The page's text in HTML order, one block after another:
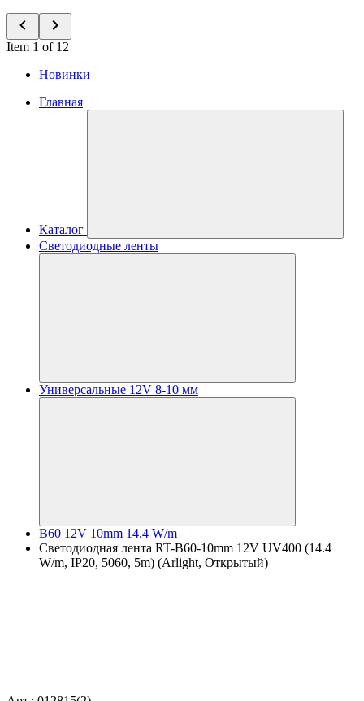
Item 1 of 12
Новинки
Главная
Каталог
Светодиодные ленты
Универсальные 12V 8-10 мм
B60 12V 10mm 14.4 W/m
Светодиодная лента RT-B60-10mm 12V UV400 (14.4
W/m, IP20, 5060, 5m) (Arlight, Открытый)